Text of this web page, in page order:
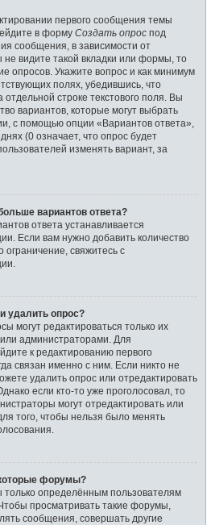
первого сообщения темы
в форму Создать опрос под
сообщения, в зависимости от
не видите такой вкладки или формы, то
опросов. Укажите вопрос и как минимум
полях, убедившись, что
строке текстового поля. Вы
вариантов, которые могут выбрать
с помощью опции «Вариантов ответа»,
(0 означает, что опрос будет
изменять вариант, за
вариантов ответа?
ответа устанавливается
Если вам нужно добавить количество
свяжитесь с
удалить опрос?
могут редактироваться только их
администраторами. Для
к редактированию первого
связан именно с ним. Если никто не
удалить опрос или отредактировать
если кто-то уже проголосовал, то
могут отредактировать или
того, чтобы нельзя было менять
форумы?
определённым пользователям
просматривать такие форумы,
сообщения, совершать другие